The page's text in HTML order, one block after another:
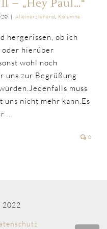
– „Hey Paul…“
| Alleinerziehend, Kolumne
hergerissen, ob ich
oder hierüber
wohl noch
uns zur Begrüßung
muss
uns nicht mehr kann.Es
...
0
2022